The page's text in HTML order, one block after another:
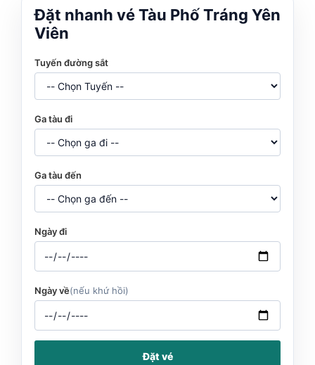
Đặt nhanh vé Tàu Phố Tráng Yên
Viên
Tuyến đường sắt
Ga tàu đi
Ga tàu đến
Ngày đi
Ngày về(nếu khứ hồi)
Đặt vé